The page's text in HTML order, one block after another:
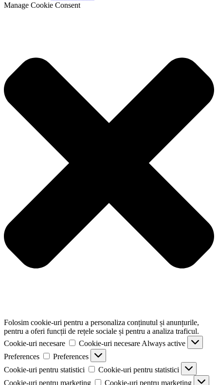
Manage Cookie Consent
Folosim cookie-uri pentru a personaliza conținutul și anunțurile,
pentru a oferi funcții de rețele sociale și pentru a analiza traficul.
Cookie-uri necesare
Cookie-uri necesare Always active
Preferences
Preferences
Cookie-uri pentru statistici
Cookie-uri pentru statistici
Cookie-uri pentru marketing
Cookie-uri pentru marketing